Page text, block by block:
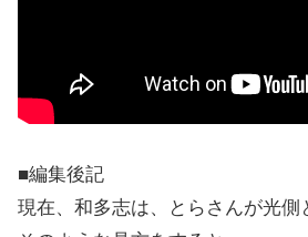
■編集後記
現在、和多志は、とらさんが光側